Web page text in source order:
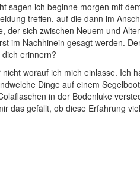
sagen ich beginne morgen mit
treffen, auf die dann im
der sich zwischen Neuem und
im Nachhinein gesagt werden.
erinnern?
worauf ich mich einlasse. Ich
Dinge auf einem
in der Bodenluke
das gefällt, ob diese Erfahrung